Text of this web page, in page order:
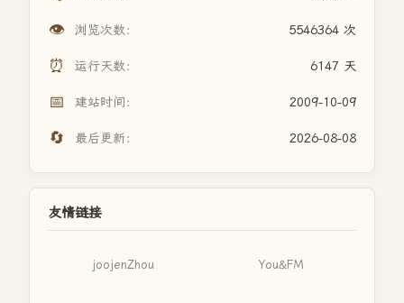
👁️ 浏览次数： 5546364 次
⏰ 运行天数： 6147 天
📅 建站时间： 2009-10-09
🔄 最后更新： 2026-08-08
友情链接
joojenZhou You&FM